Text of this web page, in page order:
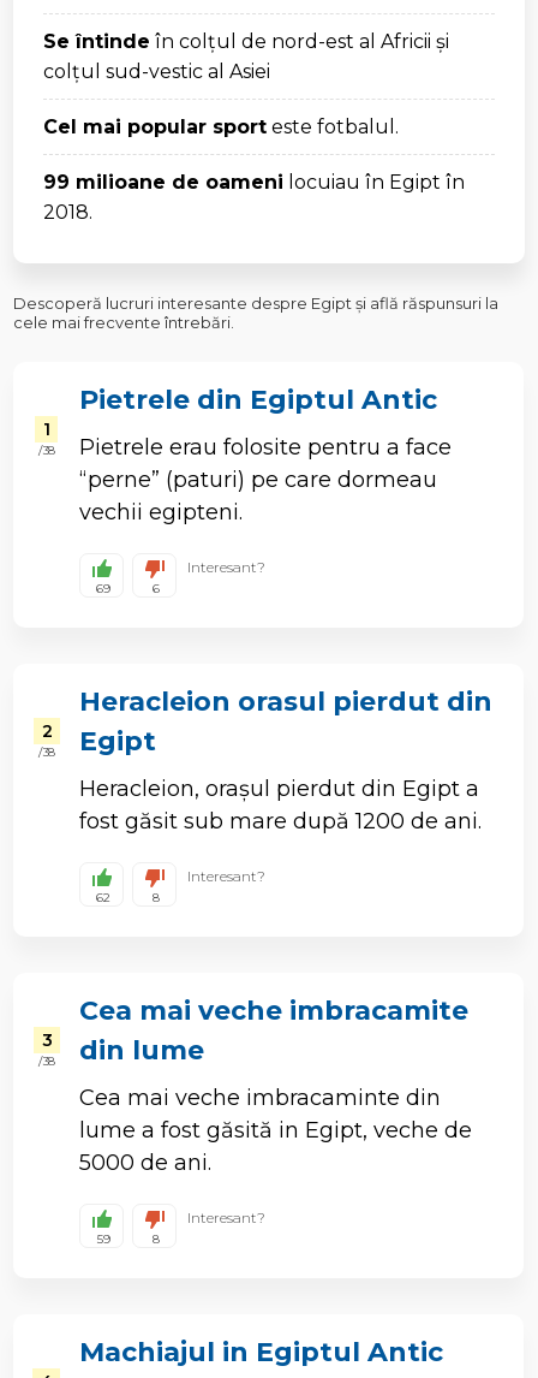
Se întinde în colțul de nord-est al Africii și
colțul sud-vestic al Asiei
Cel mai popular sport este fotbalul.
99 milioane de oameni locuiau în Egiptîn
2018.
Descoperă lucruri interesante despre Egipt și află răspunsuri la
cele mai frecvente întrebări.
1
/ 38
Pietrele din Egiptul Antic
Pietrele erau folosite pentru a face
“perne” (paturi) pe care dormeau
vechii egipteni.
69 6
Interesant?
2
/ 38
Heracleion orasul pierdut din
Egipt
Heracleion, orașul pierdut din Egipt a
fost găsit sub mare după 1200 de ani.
62 8
Interesant?
3
/ 38
Cea mai veche imbracamite
din lume
Cea mai veche imbracaminte din
lume a fost găsită in Egipt, veche de
5000 de ani.
59 8
Interesant?
Machiajul in Egiptul Antic